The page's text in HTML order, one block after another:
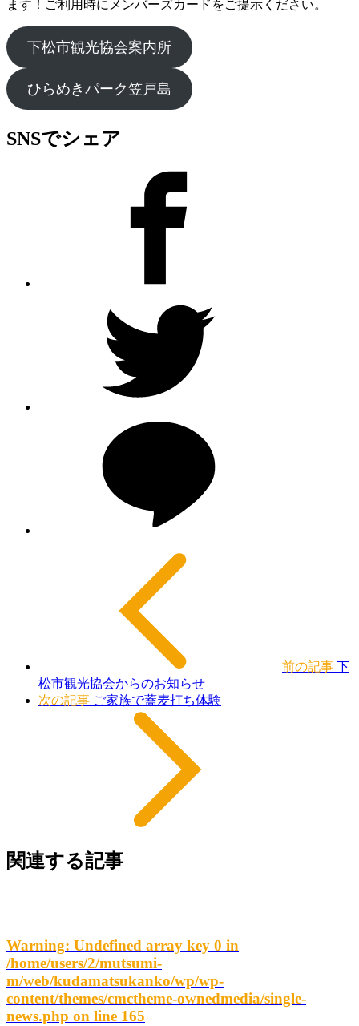
ます！ご利用時にメンバーズカードをご提示ください。
下松市観光協会案内所
ひらめきパーク笠戸島
SNSでシェア
前の記事 下
松市観光協会からのお知らせ
次の記事 ご家族で蕎麦打ち体験
関連する記事
Warning: Undefined array key 0 in
/home/users/2/mutsumi-
m/web/kudamatsukanko/wp/wp-
content/themes/cmctheme-ownedmedia/single-
news.php on line 165